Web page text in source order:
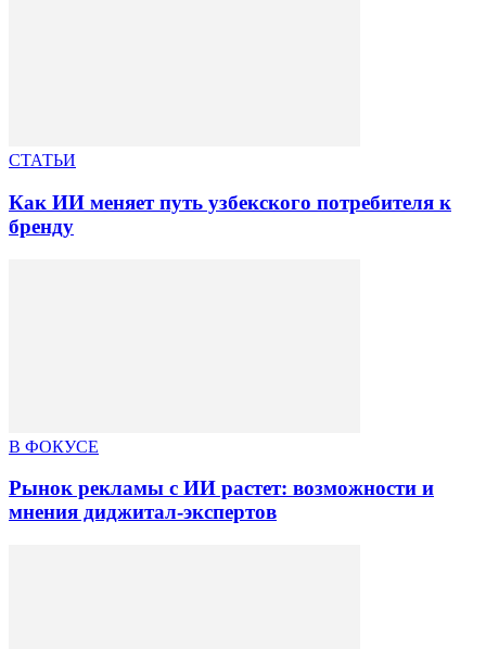
СТАТЬИ
Как ИИ меняет путь узбекского потребителя к
бренду
В ФОКУСЕ
Рынок рекламы с ИИ растет: возможности и
мнения диджитал-экспертов